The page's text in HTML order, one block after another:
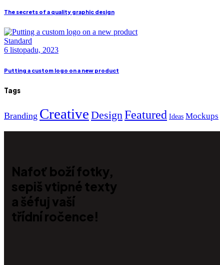
The secrets of a quality graphic design
Standard
6 listopadu, 2023
Putting a custom logo on a new product
Tags
Branding Creative DesignFeatured Ideas Mockups
Nafoť boží fotky,
sepiš vtipné texty
a šéfuj vaší
třídní ročence!